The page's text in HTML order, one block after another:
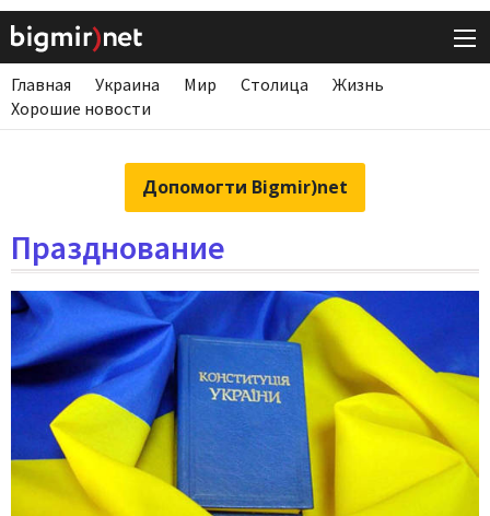
Главная Украина Мир Столица
Жизнь
Хорошие новости
Допомогти Bigmir)net
Празднование